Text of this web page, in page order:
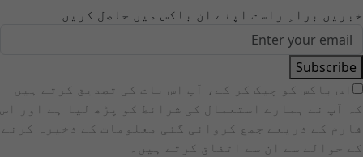
خبریں براہِ راست اپنے ان باکس میں حاصل کریں
Subscribe
اس باکس کو چیک کر کے، آپ اس بات کی تصدیق کرتے ہیں
کہ آپ نے ہمارے استعمال کی شرائط کو پڑھ لیا ہے اور اس
فارم کے ذریعے جمع کروائی گئی معلومات کے ذخیرہ کرنے
کے حوالے سے ان سے اتفاق کرتے ہیں۔